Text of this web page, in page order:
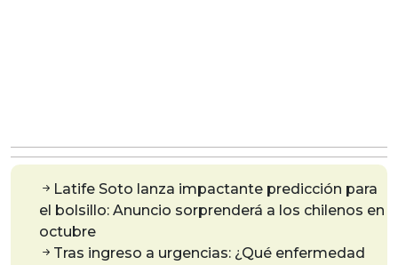
Latife Soto lanza impactante predicción para
el bolsillo: Anuncio sorprenderá a los chilenos en
octubre
Tras ingreso a urgencias: ¿Qué enfermedad